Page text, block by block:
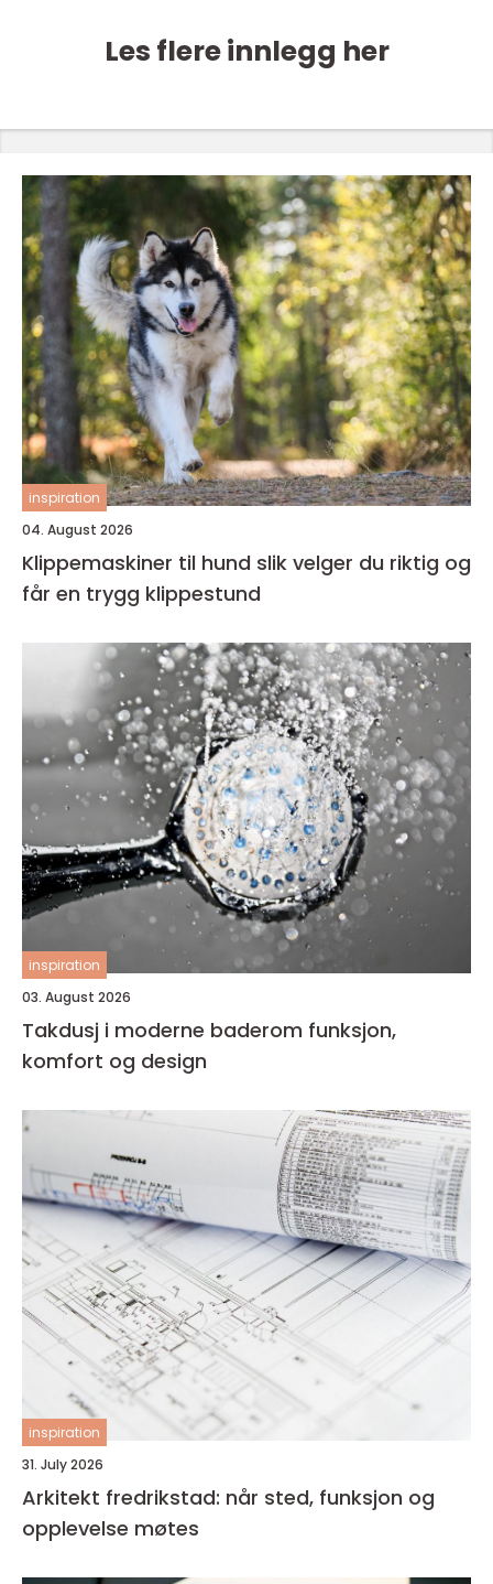
Les flere innlegg her
inspiration
04. August 2026
Klippemaskiner til hund slik velger du riktig og
får en trygg klippestund
inspiration
03. August 2026
Takdusj i moderne baderom funksjon,
komfort og design
inspiration
31. July 2026
Arkitekt fredrikstad: når sted, funksjon og
opplevelse møtes